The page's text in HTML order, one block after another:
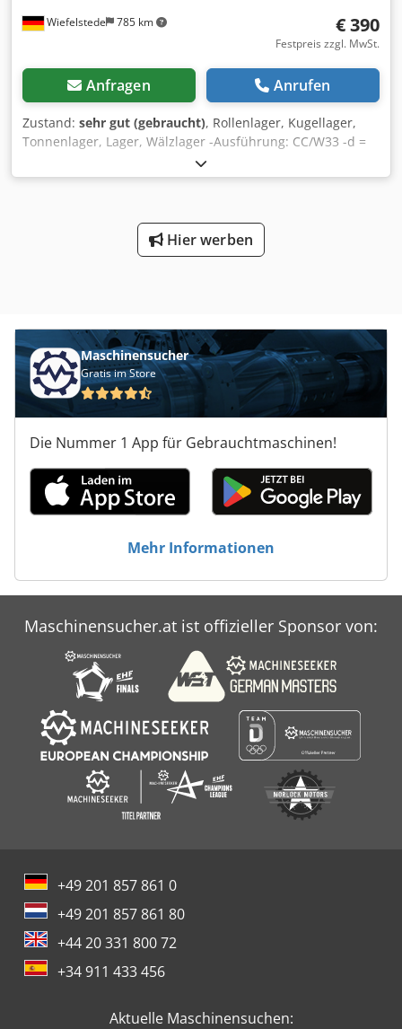
Wiefelstede 785 km € 390
Festpreis zzgl. MwSt.
Anfragen Anrufen
Zustand: sehr gut (gebraucht), Rollenlager, Kugellager,
Tonnenlager, Lager, Wälzlager -Ausführung: CC/W33 -d =
Innen: 200 Dedpfxjb A Imue Agfjkr -D = Aussen: 310 -B =
Breite: 82 -kein Verkauf nach Gewicht/Restposten
Hier werben
Maschinensucher
Gratis im Store
Die Nummer 1 App für Gebrauchtmaschinen!
Mehr Informationen
Maschinensucher.at ist offizieller Sponsor von:
+49 201 857 861 0
+49 201 857 861 80
+44 20 331 800 72
+34 911 433 456
Aktuelle Maschinensuchen: